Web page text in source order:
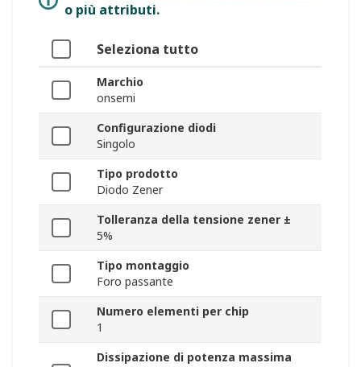
o più attributi.
Seleziona tutto
Marchio
onsemi
Configurazione diodi
Singolo
Tipo prodotto
Diodo Zener
Tolleranza della tensione zener ±
5%
Tipo montaggio
Foro passante
Numero elementi per chip
1
Dissipazione di potenza massima